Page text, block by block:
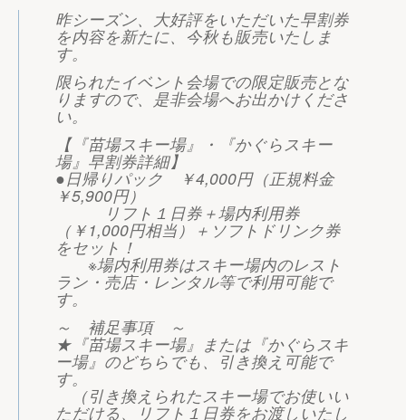
昨シーズン、大好評をいただいた早割券
を内容を新たに、今秋も販売いたしま
す。
限られたイベント会場での限定販売とな
りますので、是非会場へお出かけくださ
い。
【『苗場スキー場』・『かぐらスキー
場』早割券詳細】
●日帰りパック ￥4,000円（正規料金
￥5,900円）
リフト１日券＋場内利用券
（￥1,000円相当）＋ソフトドリンク券
をセット！
※場内利用券はスキー場内のレスト
ラン・売店・レンタル等で利用可能で
す。
～ 補足事項 ～
★『苗場スキー場』または『かぐらスキ
ー場』のどちらでも、引き換え可能で
す。
（引き換えられたスキー場でお使いい
ただける、リフト１日券をお渡しいたし